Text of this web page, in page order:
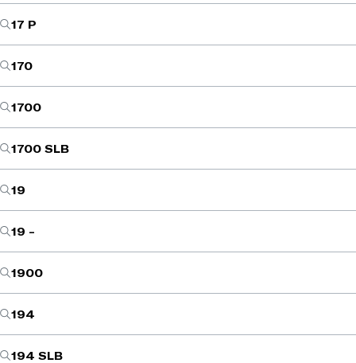
17 P
170
1700
1700 SLB
19
19 -
1900
194
194 SLB